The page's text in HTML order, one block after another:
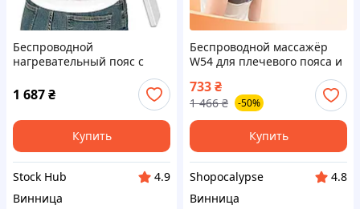
Беспроводной
нагревательный пояс с
Comfytemp K9224 Пояс для
облегчения и снятия боли
1 687₴
Купить
Stock Hub
4.9
Винница
Беспроводной массажёр
W54 для плечевого пояса и
шейно-воротниковой зоны
с таймером, модель для
массажа шеи и плеч
733₴
1 466 ₴ -50%
Купить
Shopocalypse
4.8
Винница